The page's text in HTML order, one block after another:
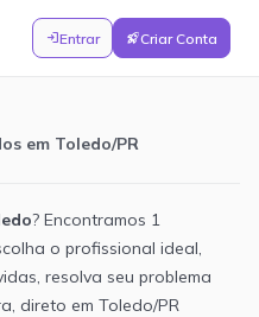
loginEntrar rocket_launchCriar Conta
em Toledo/PR
? Encontramos 1
o profissional ideal,
resolva seu problema
direto em Toledo/PR